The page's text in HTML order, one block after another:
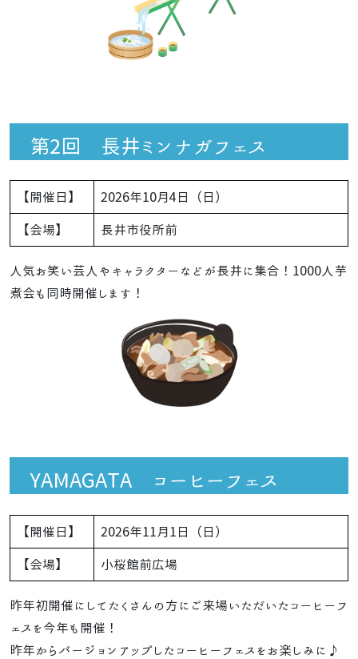
第2回 長井ミンナガフェス
【開催日】
2026年10月4日（日）
【会場】
長井市役所前
人気お笑い芸人やキャラクターなどが長井に集合！1000人芋
煮会も同時開催します！
YAMAGATA コーヒーフェス
【開催日】
2026年11月1日（日）
【会場】
小桜館前広場
昨年初開催にしてたくさんの方にご来場いただいたコーヒーフ
ェスを今年も開催！
昨年からバージョンアップしたコーヒーフェスをお楽しみに♪